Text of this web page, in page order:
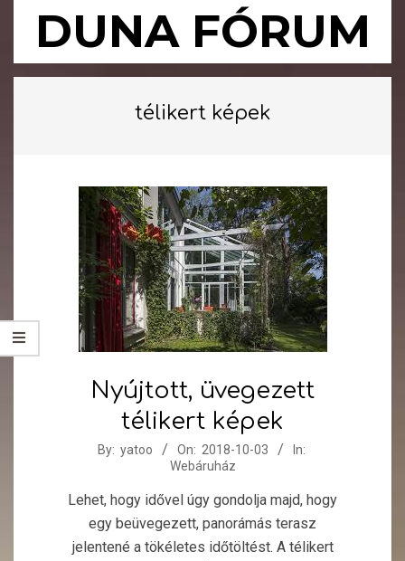
DUNA FÓRUM
Primary
télikert képek
Nyújtott, üvegezett
télikert képek
2018-
03
By: yatoo On: 2018-10-03
In:
Webáruház
Lehet, hogy idővel úgy gondolja majd, hogy
egy beüvegezett, panorámás terasz
jelentené a tökéletes időtöltést. A télikert